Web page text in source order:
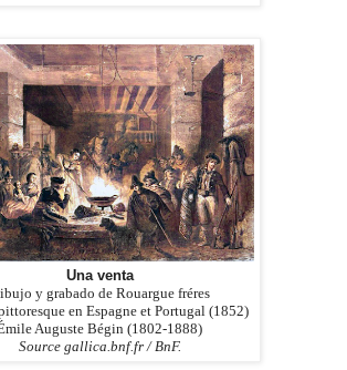
Una venta
y grabado de Rouargue fréres
en Espagne et Portugal (1852)
Auguste Bégin (1802-1888)
Source gallica.bnf.fr / BnF.